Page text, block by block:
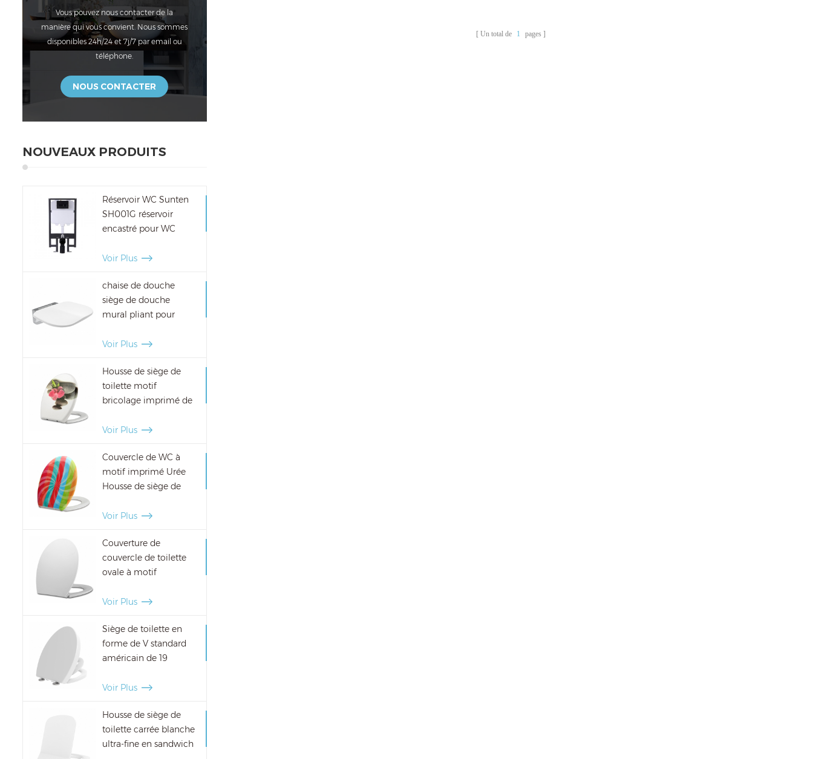
Vous pouvez nous contacter de la
manière qui vous convient. Nous sommes
disponibles 24h/24 et 7j/7 par email ou
téléphone.
NOUS CONTACTER
NOUVEAUX PRODUITS
Réservoir WC Sunten
SH001G réservoir
encastré pour WC
Voir Plus
chaise de douche
siège de douche
mural pliant pour
Voir Plus
Housse de siège de
toilette motif
bricolage imprimé de
décorative pour salle
Voir Plus
Couvercle de WC à
motif imprimé Urée
Housse de siège de
bricolage
Voir Plus
Couverture de
couvercle de toilette
ovale à motif
Couverture de siège de
bricolage
Voir Plus
Siège de toilette en
forme de V standard
américain de 19
enfants
Voir Plus
Housse de siège de
toilette carrée blanche
ultra-fine en sandwich
Un total de 1 pages